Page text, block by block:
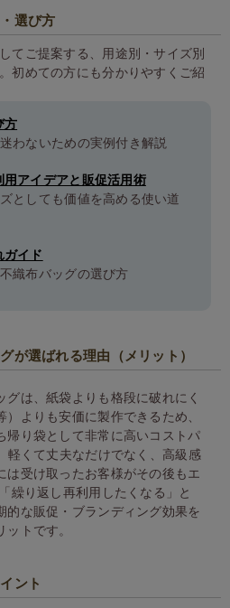
選び方
てご提案する、用途別・サイズ別
初めての方にも分かりやすくご紹
方
わないための実例付き解説
アイデアと販促活用術
としても価値を高める使い道
ガイド
織布バッグの選び方
が選ばれる理由（メリット）
は、紙袋よりも格段に破れにく
）よりも安価に製作できるため、
帰り袋として非常に高いコストパ
軽くて丈夫なだけでなく、高級感
は受け取ったお客様がその後もエ
繰り返し再利用したくなる」と
的な販促・ブランディング効果を
トです。
ント